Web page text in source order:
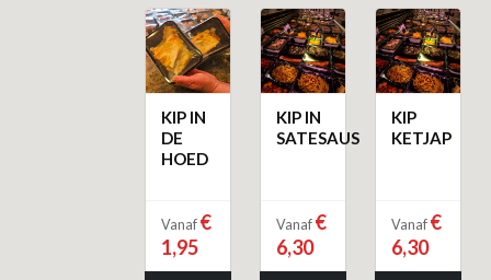
KIP IN
DE
HOED
Vanaf €
1,95
KIP IN
SATESAUS
Vanaf €
6,30
KIP
KETJAP
Vanaf €
6,30